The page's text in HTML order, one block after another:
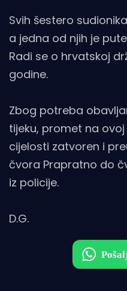
Svih šestero
a jedna od njih je
Radi se o hrvatskoj
godine.
Zbog potreba
tijeku, promet na
cijelosti zatvoren i
čvora Prapratno do
iz policije.
D.G.